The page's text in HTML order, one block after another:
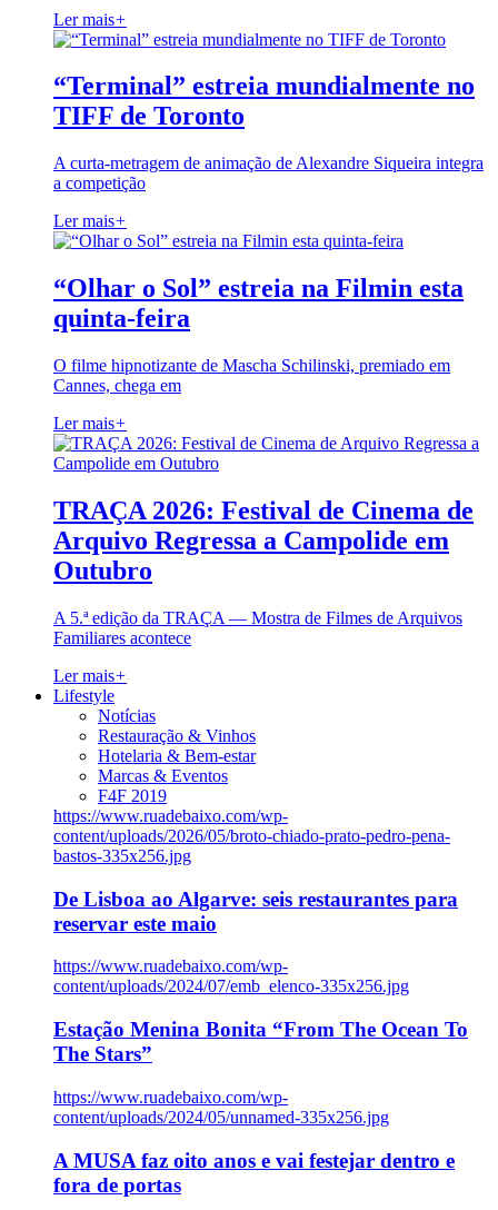
Ler mais+
“Terminal” estreia mundialmente no
TIFF de Toronto
A curta-metragem de animação de Alexandre Siqueira integra
a competição
Ler mais+
“Olhar o Sol” estreia na Filmin esta
quinta-feira
O filme hipnotizante de Mascha Schilinski, premiado em
Cannes, chega em
Ler mais+
TRAÇA 2026: Festival de Cinema de
Arquivo Regressa a Campolide em
Outubro
A 5.ª edição da TRAÇA — Mostra de Filmes de Arquivos
Familiares acontece
Ler mais+
Lifestyle
Notícias
Restauração & Vinhos
Hotelaria & Bem-estar
Marcas & Eventos
F4F 2019
https://www.ruadebaixo.com/wp-
content/uploads/2026/05/broto-chiado-prato-pedro-pena-
bastos-335x256.jpg
De Lisboa ao Algarve: seis restaurantes para
reservar este maio
https://www.ruadebaixo.com/wp-
content/uploads/2024/07/emb_elenco-335x256.jpg
Estação Menina Bonita “From The Ocean To
The Stars”
https://www.ruadebaixo.com/wp-
content/uploads/2024/05/unnamed-335x256.jpg
A MUSA faz oito anos e vai festejar dentro e
fora de portas